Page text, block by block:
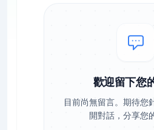
歡迎留下您
目前尚無留言。期待您
開對話，分享您